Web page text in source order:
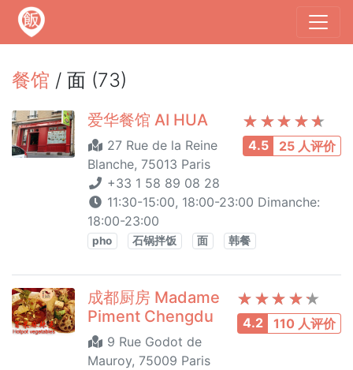
餐馆 / 面 (73)
4.5 25 人评价
爱华餐馆 AI HUA
27 Rue de la Reine
Blanche, 75013 Paris
+33 1 58 89 08 28
11:30-15:00, 18:00-23:00 Dimanche:
18:00-23:00
pho 石锅拌饭 面 韩餐
4.2 110 人评价
成都厨房 Madame
Piment Chengdu
9 Rue Godot de
Mauroy, 75009 Paris